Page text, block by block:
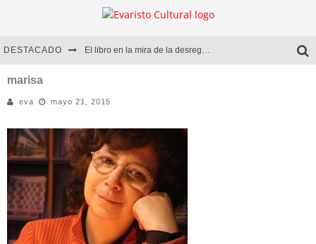
DESTACADO El libro en la mira de la desregulación
Diego Meret | Hotel Acapulco
Alejandra Correa | La nieve
marisa
eva mayo 21, 2015